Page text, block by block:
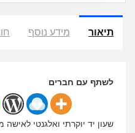
תיאור מידע נוסף
לשתף עם חברים